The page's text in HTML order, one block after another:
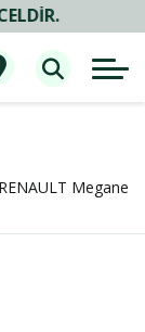
RENAULT Megane